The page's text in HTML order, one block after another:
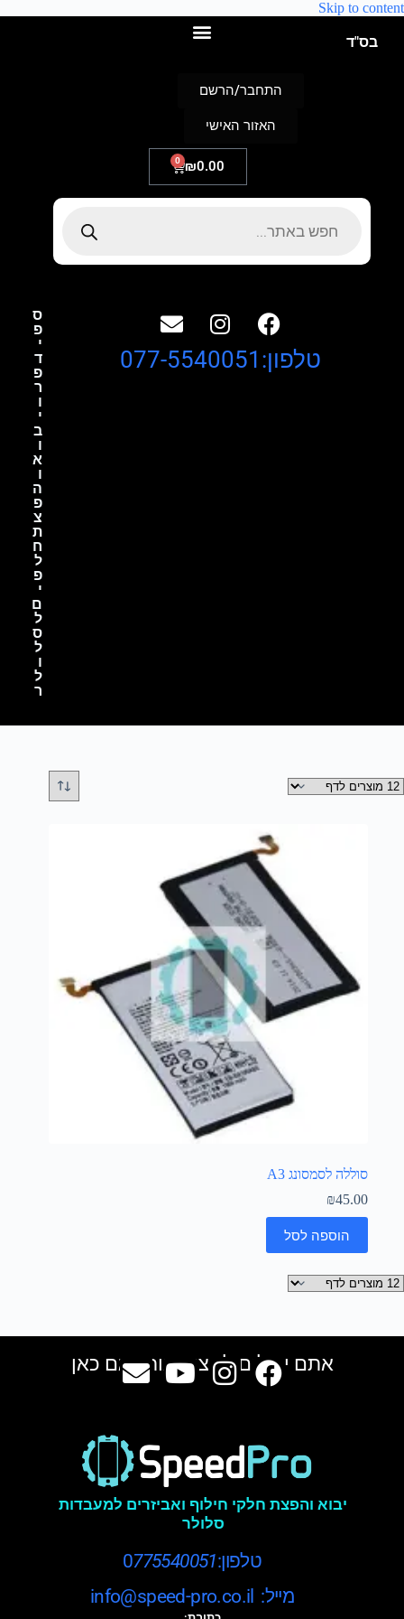
Skip to content
בס"ד
₪0.00
0
התחבר/הרשם
האזור האישי
ס
פ
י
ד
פ
ר
ו
י
ב
ו
א
ו
ה
פ
צ
ת
ח
ל
פ
י
ם
ל
ס
ל
ו
ל
ר
טלפון:077-5540051
סוללה לסמסונג A3
₪45.00
הוספה לסל
אתם יכולים למצוא אותנו גם כאן
יבוא והפצת חלקי חילוף ואביזרים למעבדות
סלולר
טלפון:0775540051
מייל: info@speed-pro.co.il